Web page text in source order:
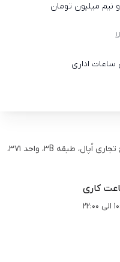
نیم میلیون تومان
تهران، سعادت آباد، بلوار کوهستان، مجتمع تجاری اُپال، طبقه 3B، واحد 371،
کاری